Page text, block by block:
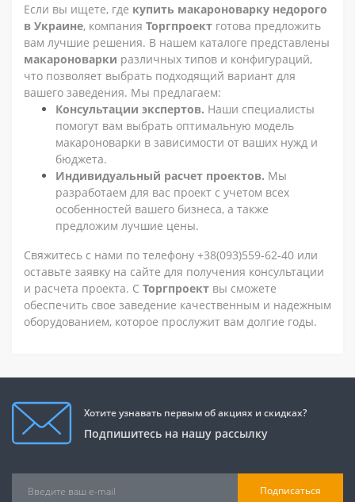
Если вы ищете, где купить макароноварку недорого
в Украине, компания Торгпроект готова предложить
вам лучшие решения. В нашем каталоге представлены
макароноварки различных типов и конфигураций,
что позволяет выбрать подходящий вариант для
вашего заведения. Мы предлагаем:
Консультации экспертов. Наши специалисты
помогут вам выбрать оптимальную модель
макароноварки в зависимости от ваших нужд и
бюджета.
Индивидуальный расчет проектов. Мы
разработаем для вас проект с учетом всех
особенностей вашего бизнеса, а также
предложим лучшие цены.
Свяжитесь с нами по телефону +38(093)559-62-40 или
оставьте заявку на сайте для получения консультации
и расчета проекта. С Торгпроект вы сможете
обеспечить свое заведение качественным и надежным
оборудованием, которое прослужит вам долгие годы.
Хотите узнавать первым об акциях и скидках?
Подпишитесь на нашу рассылку
Подписаться